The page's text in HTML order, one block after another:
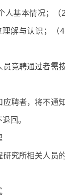
人基本情况；（2
解与认识；（4
员竞聘通过者需
应聘者，将不通
回。
研究所相关人员